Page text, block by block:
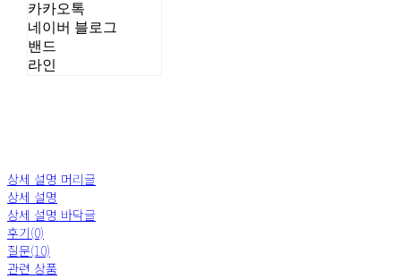
카카오톡
네이버 블로그
밴드
라인
상세 설명 머리글
상세 설명
상세 설명 바닥글
후기(0)
질문(10)
관련 상품